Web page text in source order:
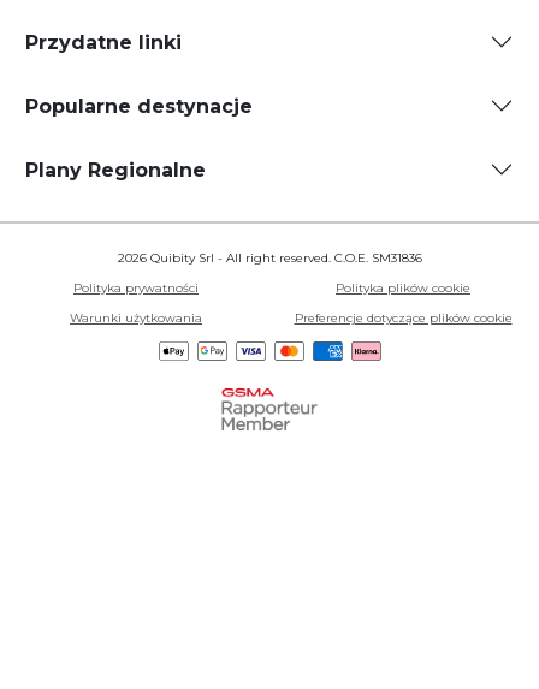
Przydatne linki
Popularne destynacje
Plany Regionalne
2026 Quibity Srl - All right reserved. C.O.E. SM31836
Polityka prywatności
Polityka plików cookie
Warunki użytkowania
Preferencje dotyczące plików cookie